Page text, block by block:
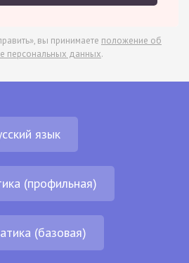
вы принимаете положение об
персональных данных.
язык
(профильная)
(базовая)